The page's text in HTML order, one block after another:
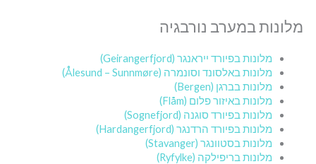
מלונות במערב נורבגיה
מלונות בפיורד ייראנגר (Geirangerfjord)
מלונות באלסונד וסונמרה (Ålesund – Sunnmøre)
מלונות בברגן (Bergen)
מלונות באיזור פלום (Flåm)
מלונות בפיורד סוגנה (Sognefjord)
מלונות בפיורד הרדנגר (Hardangerfjord)
מלונות בסטוונגר (Stavanger)
מלונות בריפילקה (Ryfylke)